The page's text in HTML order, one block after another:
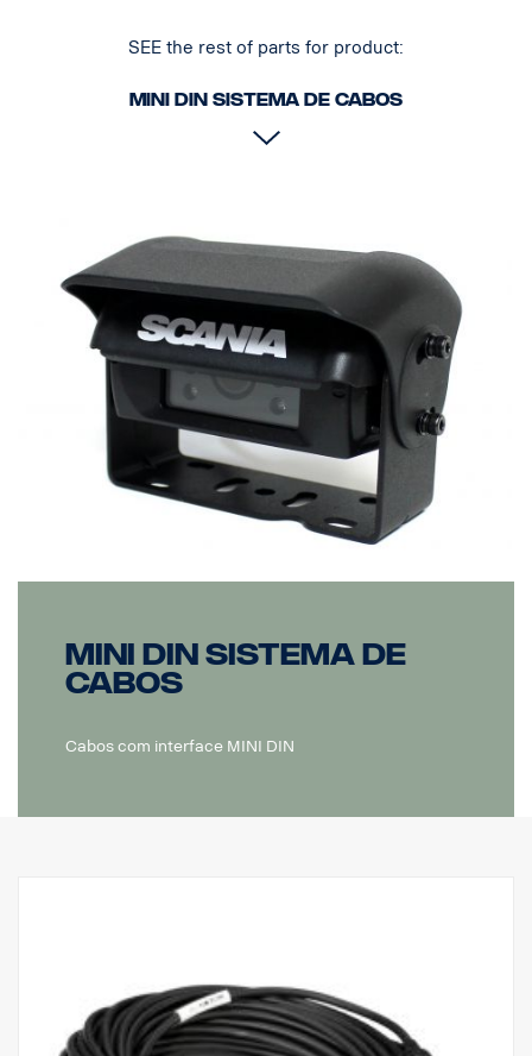
SEE the rest of parts for product:
MINI DIN Sistema de cabos
MINI DIN Sistema de
cabos
Cabos com interface MINI DIN